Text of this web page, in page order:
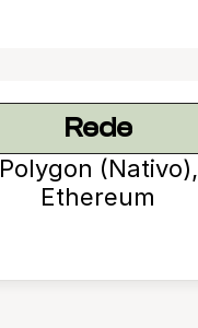
Rede
Polygon (Nativo),
Ethereum